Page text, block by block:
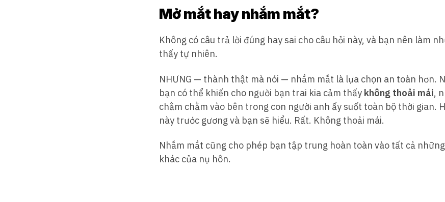
Mở mắt hay nhắm mắt?
Không có câu trả lời đúng hay sai cho câu hỏi này, và bạn nên làm
thấy tự nhiên.
NHƯNG — thành thật mà nói — nhắm mắt là lựa chọn an toàn hơn.
bạn có thể khiến cho người bạn trai kia cảm thấy không thoải mái,
chằm chằm vào bên trong con người anh ấy suốt toàn bộ thời gian.
này trước gương và bạn sẽ hiểu. Rất. Không thoải mái.
Nhắm mắt cũng cho phép bạn tập trung hoàn toàn vào tất cả
khác của nụ hôn.